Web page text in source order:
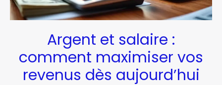
Argent et salaire :
comment maximiser vos
revenus dès aujourd’hui